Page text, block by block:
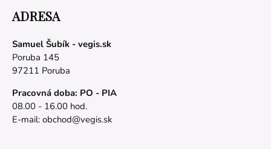
ADRESA
Samuel Šubík - vegis.sk
Poruba 145
97211 Poruba
Pracovná doba: PO - PIA
08.00 - 16.00 hod.
E-mail: obchod@vegis.sk